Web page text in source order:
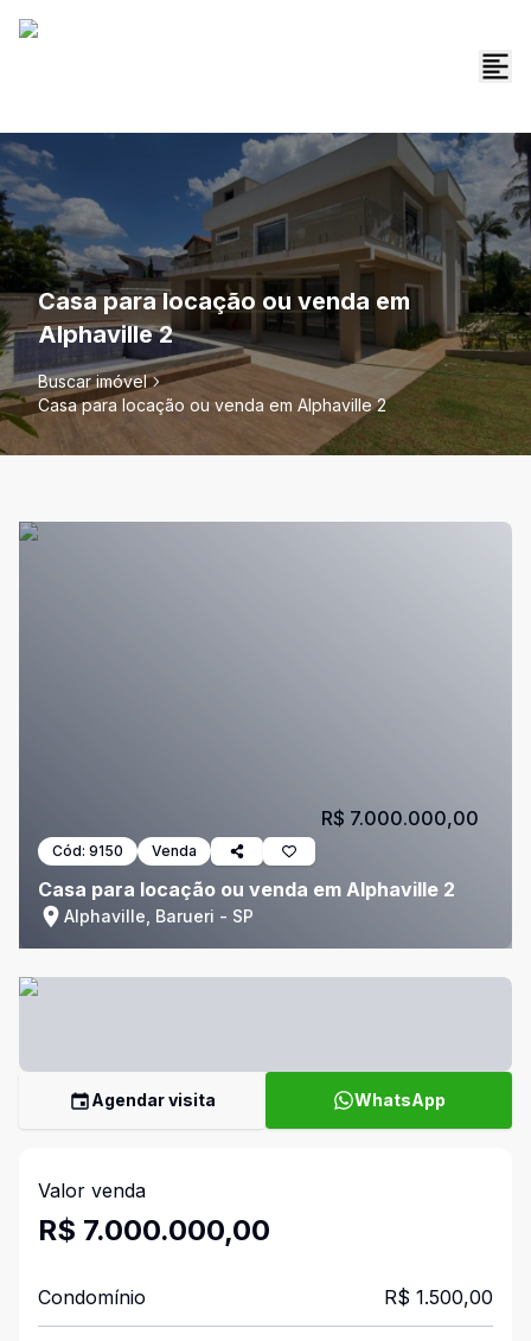
Casa para locação ou venda em
Alphaville 2
Buscar imóvel
Casa para locação ou venda em Alphaville 2
Cód: 9150 Venda
Casa para locação ou venda em Alphaville 2
Alphaville, Barueri - SP
R$ 7.000.000,00
Agendar visita WhatsApp
Valor venda
R$ 7.000.000,00
Condomínio R$ 1.500,00